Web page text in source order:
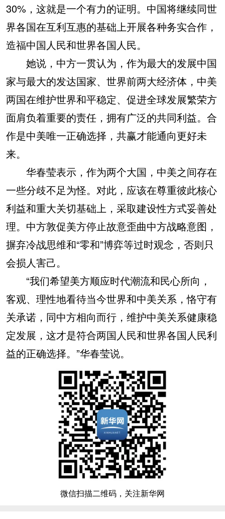
30%，这就是一个有力的证明。中国将继续同世
界各国在互利互惠的基础上开展各种务实合作，
造福中国人民和世界各国人民。
她说，中方一贯认为，作为最大的发展中国
家与最大的发达国家、世界前两大经济体，中美
两国在维护世界和平稳定、促进全球发展繁荣方
面肩负着重要的责任，拥有广泛的共同利益。合
作是中美唯一正确选择，共赢才能通向更好未
来。
华春莹表示，作为两个大国，中美之间存在
一些分歧不足为怪。对此，应该在尊重彼此核心
利益和重大关切基础上，采取建设性方式妥善处
理。中方敦促美方停止故意歪曲中方战略意图，
摒弃冷战思维和“零和”博弈等过时观念，否则只
会损人害己。
“我们希望美方顺应时代潮流和民心所向，
客观、理性地看待当今世界和中美关系，恪守有
关承诺，同中方相向而行，维护中美关系健康稳
定发展，这才是符合两国人民和世界各国人民利
益的正确选择。”华春莹说。
微信扫描二维码，关注新华网